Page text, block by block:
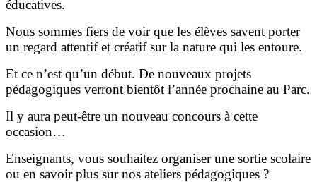
éducatives.
Nous sommes fiers de voir que les élèves savent porter
un regard attentif et créatif sur la nature qui les entoure.
Et ce n’est qu’un début. De nouveaux projets
pédagogiques verront bientôt l’année prochaine au Parc.
Il y aura peut-être un nouveau concours à cette
occasion…
Enseignants, vous souhaitez organiser une sortie scolaire
ou en savoir plus sur nos ateliers pédagogiques ?